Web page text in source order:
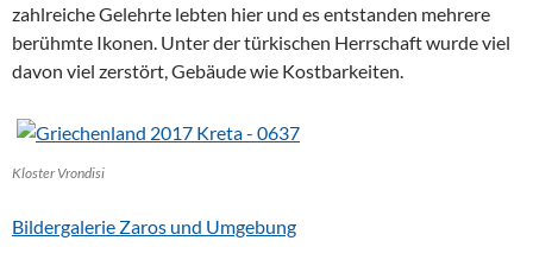
zahlreiche Gelehrte lebten hier und es entstanden mehrere
berühmte Ikonen. Unter der türkischen Herrschaft wurde viel
davon viel zerstört, Gebäude wie Kostbarkeiten.
Kloster Vrondisi
Bildergalerie Zaros und Umgebung